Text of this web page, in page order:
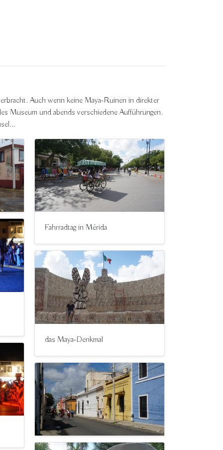
Auch wenn keine Maya-Ruinen in direkter
Museum und abends verschiedene Aufführungen.
Fahrradtag in Mérida
das Maya-Denkmal